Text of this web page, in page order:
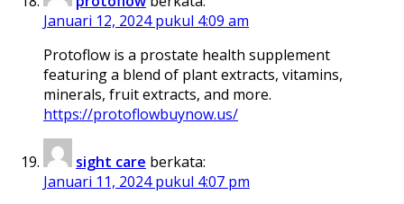
Januari 12, 2024 pukul 4:09 am
Protoflow is a prostate health supplement
featuring a blend of plant extracts, vitamins,
minerals, fruit extracts, and more.
https://protoflowbuynow.us/
sight care berkata:
Januari 11, 2024 pukul 4:07 pm